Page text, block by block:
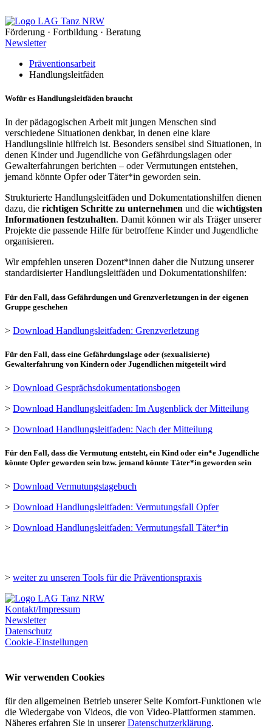
Förderung · Fortbildung · Beratung
Newsletter
Präventionsarbeit
Handlungsleitfäden
Wofür es Handlungsleitfäden braucht
In der pädagogischen Arbeit mit jungen Menschen sind
verschiedene Situationen denkbar, in denen eine klare
Handlungslinie hilfreich ist. Besonders sensibel sind Situationen, in
denen Kinder und Jugendliche von Gefährdungslagen oder
Gewalterfahrungen berichten – oder Vermutungen entstehen,
jemand könnte Opfer oder Täter*in geworden sein.
Strukturierte Handlungsleitfäden und Dokumentationshilfen dienen
dazu, die richtigen Schritte zu unternehmen und die wichtigsten
Informationen festzuhalten. Damit können wir als Träger unserer
Projekte die passende Hilfe für betroffene Kinder und Jugendliche
organisieren.
Wir empfehlen unseren Dozent*innen daher die Nutzung unserer
standardisierter Handlungsleitfäden und Dokumentationshilfen:
Für den Fall, dass Gefährdungen und Grenzverletzungen in der eigenen
Gruppe geschehen
> Download Handlungsleitfaden: Grenzverletzung
Für den Fall, dass eine Gefährdungslage oder (sexualisierte)
Gewalterfahrung von Kindern oder Jugendlichen mitgeteilt wird
> Download Gesprächsdokumentationsbogen
> Download Handlungsleitfaden: Im Augenblick der Mitteilung
> Download Handlungsleitfaden: Nach der Mitteilung
Für den Fall, dass die Vermutung entsteht, ein Kind oder ein*e Jugendliche
könnte Opfer geworden sein bzw. jemand könnte Täter*in geworden sein
> Download Vermutungstagebuch
> Download Handlungsleitfaden: Vermutungsfall Opfer
> Download Handlungsleitfaden: Vermutungsfall Täter*in
> weiter zu unseren Tools für die Präventionspraxis
Kontakt/Impressum
Newsletter
Datenschutz
Cookie-Einstellungen
Wir verwenden Cookies
für den allgemeinen Betrieb unserer Seite Komfort-Funktionen wie
die Wiedergabe von Videos, die von Video-Plattformen stammen.
Näheres erfahren Sie in unsererDatenschutzerklärung.